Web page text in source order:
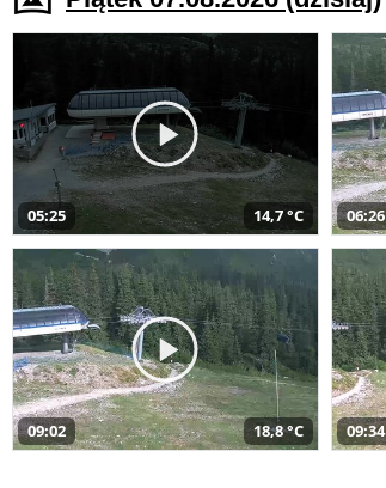
05:25 14,7 °C 06:26
09:02 18,8 °C 09:34